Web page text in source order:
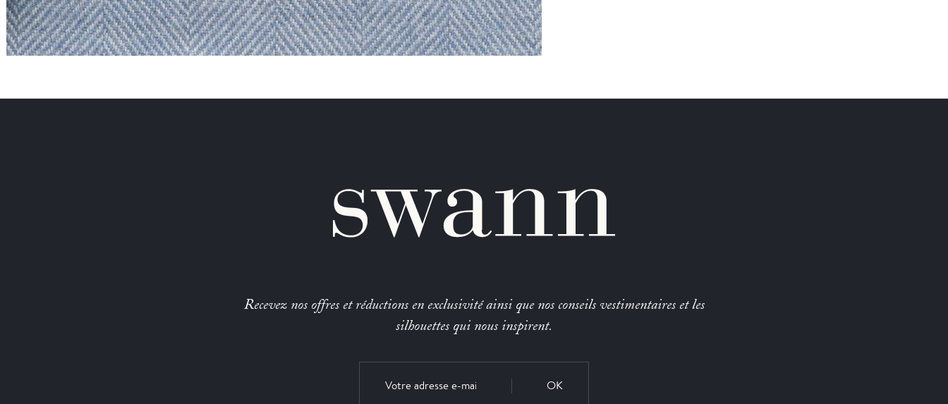
Recevez nos offres et réductions en exclusivité ainsi que nos conseils vestimentaires et les
silhouettes qui nous inspirent.
OK